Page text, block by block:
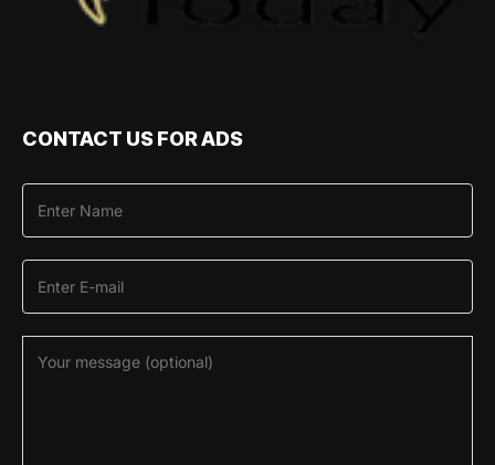
CONTACT US FOR ADS